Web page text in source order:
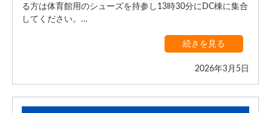
る方は体育館用のシューズを持参し13時30分にDC棟に集合
してください。…
続きを見る
2026年3月5日